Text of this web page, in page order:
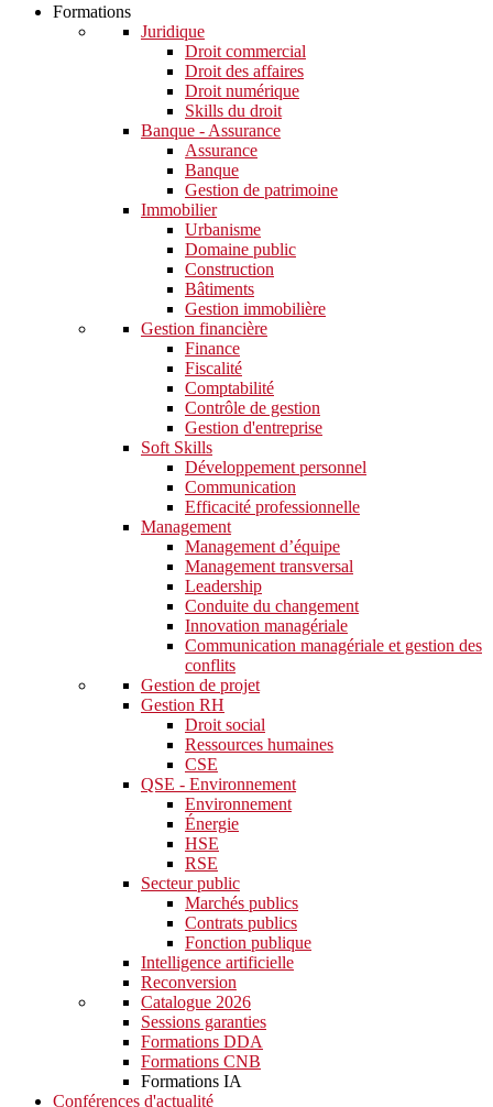
Formations
Juridique
Droit commercial
Droit des affaires
Droit numérique
Skills du droit
Banque - Assurance
Assurance
Banque
Gestion de patrimoine
Immobilier
Urbanisme
Domaine public
Construction
Bâtiments
Gestion immobilière
Gestion financière
Finance
Fiscalité
Comptabilité
Contrôle de gestion
Gestion d'entreprise
Soft Skills​
Développement personnel
Communication
Efficacité professionnelle
Management
Management d’équipe
Management transversal
Leadership
Conduite du changement
Innovation managériale
Communication managériale et gestion des
conflits
Gestion de projet
Gestion RH
Droit social
Ressources humaines
CSE
QSE - Environnement
Environnement
Énergie
HSE
RSE
Secteur public
Marchés publics
Contrats publics
Fonction publique
Intelligence artificielle
Reconversion
Catalogue 2026
Sessions garanties
Formations DDA
Formations CNB
Formations IA
Conférences d'actualité